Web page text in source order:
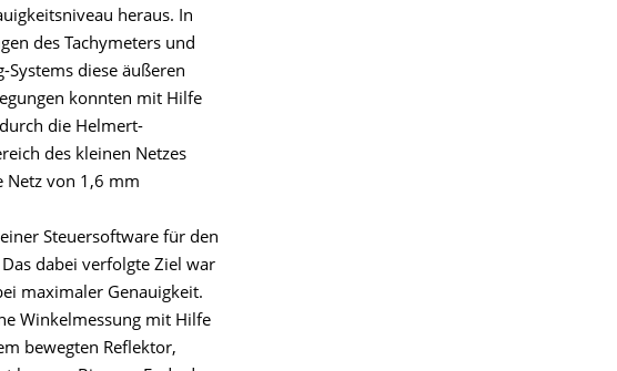
heraus. In
des Tachymeters und
diese äußeren
konnten mit Hilfe
die Helmert-
des kleinen Netzes
Netz von 1,6 mm
Steuersoftware für den
dabei verfolgte Ziel war
maximaler Genauigkeit.
Winkelmessung mit Hilfe
bewegten Reflektor,